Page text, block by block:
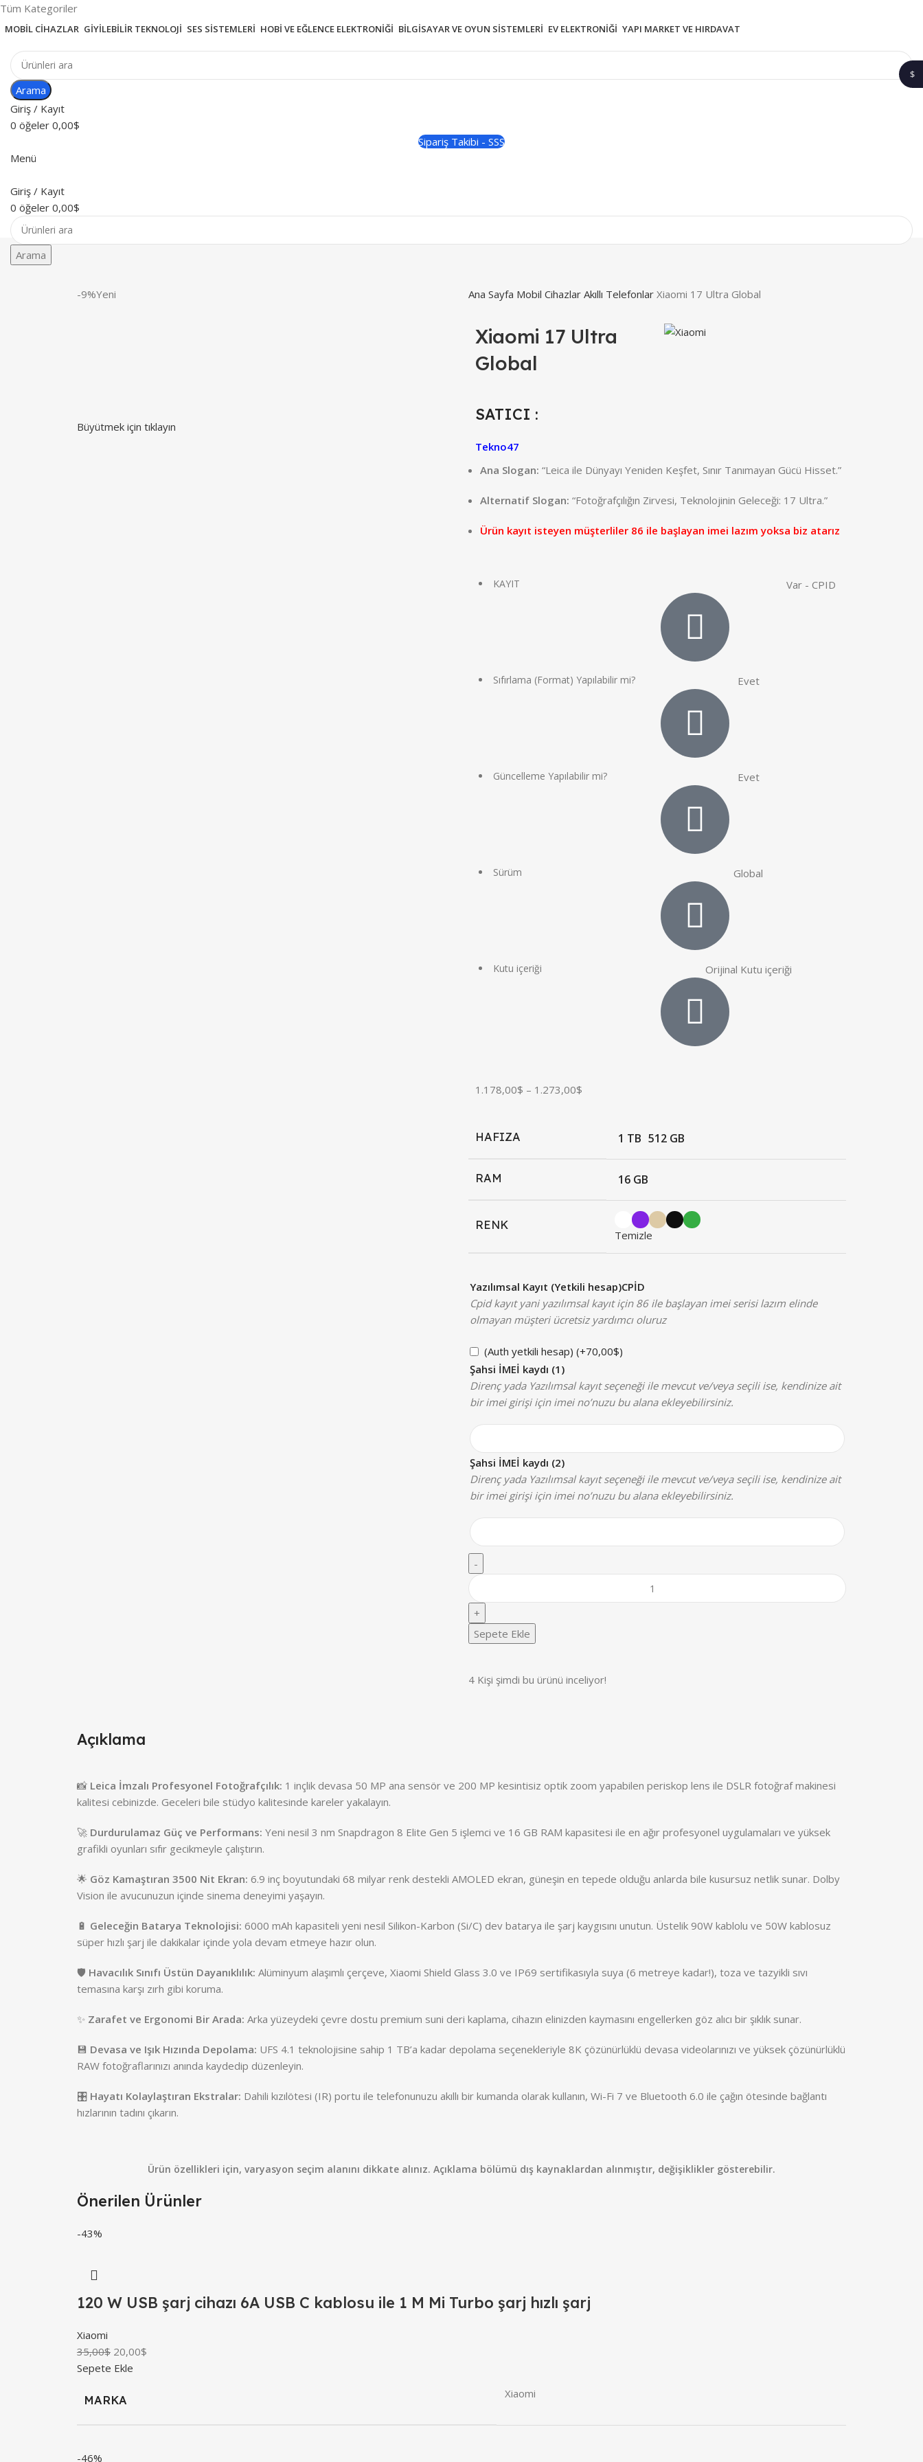
Tüm Kategoriler
MOBIL CIHAZLAR GIYILEBILIR TEKNOLOJI SES SISTEMLERI HOBI VE EĞLENCE ELEKTRONIĞI BILGISAYAR VE OYUN SISTEMLERI EV ELEKTRONIĞI YAPI MARKET VE HIRDAVAT
Arama
Giriş / Kayıt
0 öğeler 0,00$
Sipariş Takibi - SSS
Menü
Giriş / Kayıt
0 öğeler 0,00$
Arama
-9%Yeni
Büyütmek için tıklayın
Ana Sayfa Mobil Cihazlar Akıllı Telefonlar Xiaomi 17 Ultra Global
Xiaomi 17 Ultra
Global
SATICI :
Tekno47
Ana Slogan: “Leica ile Dünyayı Yeniden Keşfet, Sınır Tanımayan Gücü Hisset.”
Alternatif Slogan: “Fotoğrafçılığın Zirvesi, Teknolojinin Geleceği: 17 Ultra.”
Ürün kayıt isteyen müşterliler 86 ile başlayan imei lazım yoksa biz atarız
KAYIT Var - CPID
Sıfırlama (Format) Yapılabilir mi? Evet
Güncelleme Yapılabilir mi? Evet
Sürüm Global
Kutu içeriği Orijinal Kutu içeriği
1.178,00$ – 1.273,00$
HAFIZA 1 TB 512 GB
RAM 16 GB
RENK
Temizle
Yazılımsal Kayıt (Yetkili hesap)CPİD
Cpid kayıt yani yazılımsal kayıt için 86 ile başlayan imei serisi lazım elinde
olmayan müşteri ücretsiz yardımcı oluruz
(Auth yetkili hesap) (+70,00$)
Şahsi İMEİ kaydı (1)
Direnç yada Yazılımsal kayıt seçeneği ile mevcut ve/veya seçili ise, kendinize ait
bir imei girişi için imei no’nuzu bu alana ekleyebilirsiniz.
Şahsi İMEİ kaydı (2)
Direnç yada Yazılımsal kayıt seçeneği ile mevcut ve/veya seçili ise, kendinize ait
bir imei girişi için imei no’nuzu bu alana ekleyebilirsiniz.
Sepete Ekle
4 Kişi şimdi bu ürünü inceliyor!
Açıklama
📸 Leica İmzalı Profesyonel Fotoğrafçılık: 1 inçlik devasa 50 MP ana sensör ve 200 MP kesintisiz optik zoom yapabilen periskop lens ile DSLR fotoğraf makinesi
kalitesi cebinizde. Geceleri bile stüdyo kalitesinde kareler yakalayın.
🚀 Durdurulamaz Güç ve Performans: Yeni nesil 3 nm Snapdragon 8 Elite Gen 5 işlemci ve 16 GB RAM kapasitesi ile en ağır profesyonel uygulamaları ve yüksek
grafikli oyunları sıfır gecikmeyle çalıştırın.
🌟 Göz Kamaştıran 3500 Nit Ekran: 6.9 inç boyutundaki 68 milyar renk destekli AMOLED ekran, güneşin en tepede olduğu anlarda bile kusursuz netlik sunar. Dolby
Vision ile avucunuzun içinde sinema deneyimi yaşayın.
🔋 Geleceğin Batarya Teknolojisi: 6000 mAh kapasiteli yeni nesil Silikon-Karbon (Si/C) dev batarya ile şarj kaygısını unutun. Üstelik 90W kablolu ve 50W kablosuz
süper hızlı şarj ile dakikalar içinde yola devam etmeye hazır olun.
🛡️ Havacılık Sınıfı Üstün Dayanıklılık: Alüminyum alaşımlı çerçeve, Xiaomi Shield Glass 3.0 ve IP69 sertifikasıyla suya (6 metreye kadar!), toza ve tazyikli sıvı
temasına karşı zırh gibi koruma.
✨ Zarafet ve Ergonomi Bir Arada: Arka yüzeydeki çevre dostu premium suni deri kaplama, cihazın elinizden kaymasını engellerken göz alıcı bir şıklık sunar.
💾 Devasa ve Işık Hızında Depolama: UFS 4.1 teknolojisine sahip 1 TB’a kadar depolama seçenekleriyle 8K çözünürlüklü devasa videolarınızı ve yüksek çözünürlüklü
RAW fotoğraflarınızı anında kaydedip düzenleyin.
🎛️ Hayatı Kolaylaştıran Ekstralar: Dahili kızılötesi (IR) portu ile telefonunuzu akıllı bir kumanda olarak kullanın, Wi-Fi 7 ve Bluetooth 6.0 ile çağın ötesinde bağlantı
hızlarının tadını çıkarın.
Ürün özellikleri için, varyasyon seçim alanını dikkate alınız. Açıklama bölümü dış kaynaklardan alınmıştır, değişiklikler gösterebilir.
Önerilen Ürünler
-43%
120 W USB şarj cihazı 6A USB C kablosu ile 1 M Mi Turbo şarj hızlı şarj
Xiaomi
35,00$ 20,00$
Sepete Ekle
MARKA Xiaomi
-46%
$